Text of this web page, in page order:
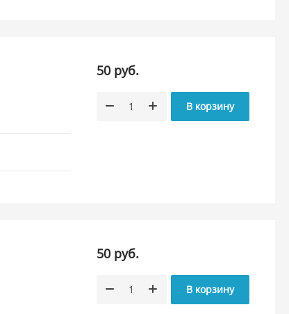
50 руб.
В корзину
50 руб.
В корзину